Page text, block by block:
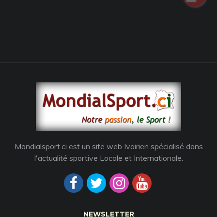
Mondialsport.ci est un site web Ivoirien spécialisé dans
l'actualité sportive Locale et Internationale.
NEWSLETTER